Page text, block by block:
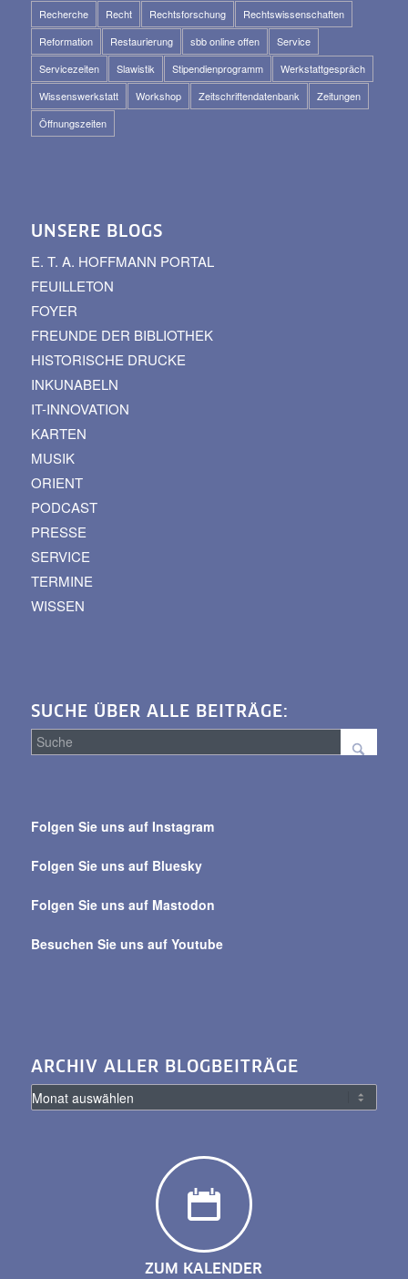
Recherche
Recht Rechtsforschung
Rechtswissenschaften
Reformation
Restaurierung sbb online offen
Service
Servicezeiten
Slawistik Stipendienprogramm
Werkstattgespräch
Wissenswerkstatt
Workshop Zeitschriftendatenbank
Zeitungen
Öffnungszeiten
UNSERE BLOGS
E. T. A. HOFFMANN PORTAL
FEUILLETON
FOYER
FREUNDE DER BIBLIOTHEK
HISTORISCHE DRUCKE
INKUNABELN
IT-INNOVATION
KARTEN
MUSIK
ORIENT
PODCAST
PRESSE
SERVICE
TERMINE
WISSEN
SUCHE ÜBER ALLE BEITRÄGE:
alle
Folgen Sie uns auf Instagram
Folgen Sie uns auf Bluesky
Folgen Sie uns auf Mastodon
Besuchen Sie uns auf Youtube
ARCHIV ALLER BLOGBEITRÄGE
ZUM KALENDER